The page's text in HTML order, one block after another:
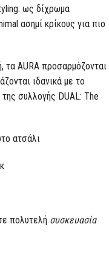
ως δίχρωμα
ασημί κρίκους για πιο
τα AURA προσαρμόζονται
ιδανικά με το
συλλογής DUAL: The
ατσάλι
πολυτελή συσκευασία